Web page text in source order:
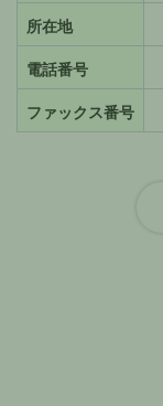
所在地
電話番号
ファックス番号